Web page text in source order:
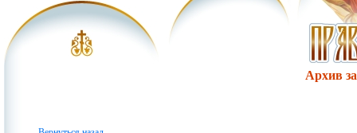
Архив